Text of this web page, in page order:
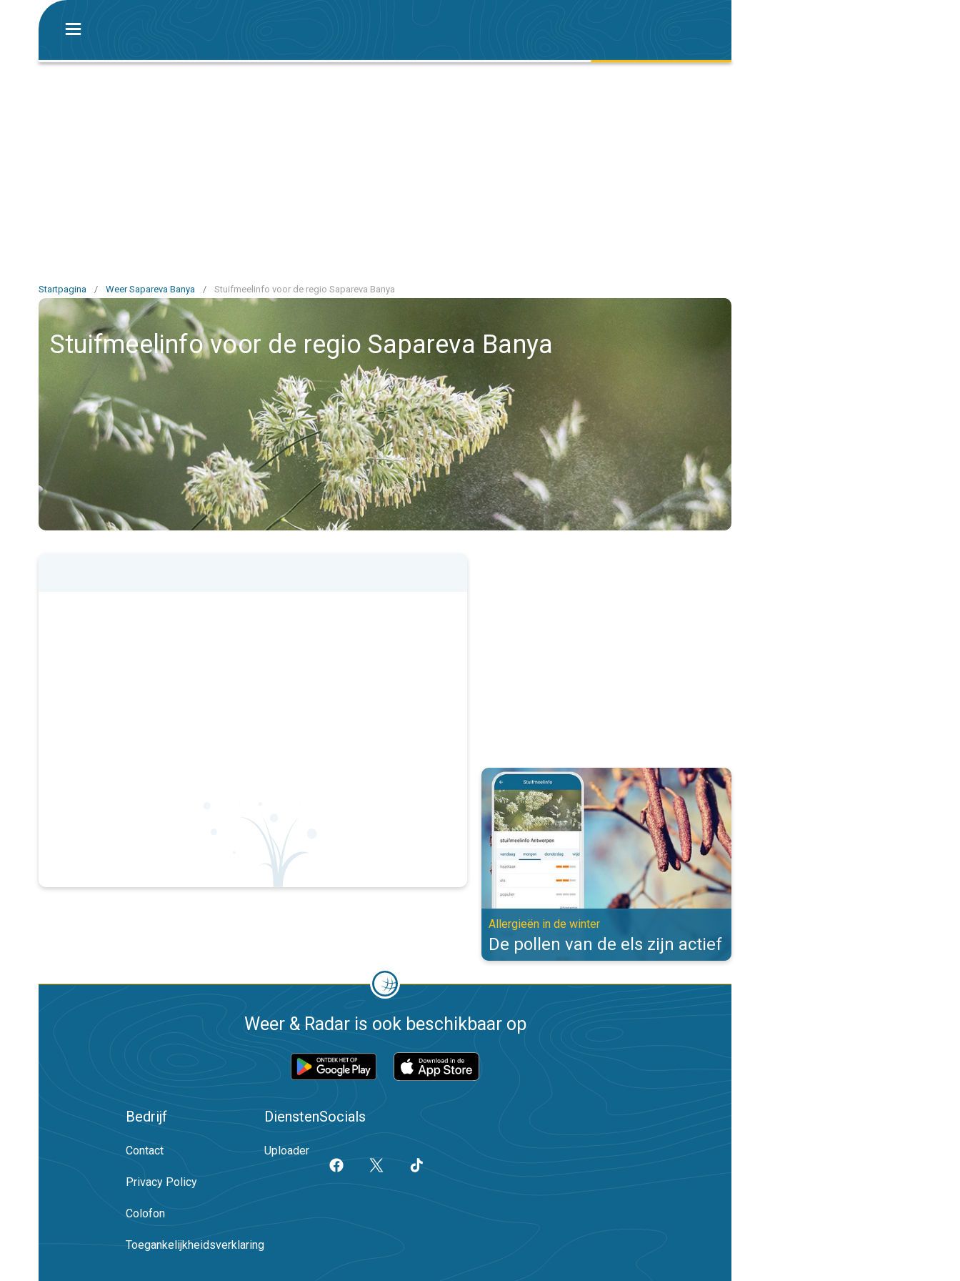
Startpagina / Weer Sapareva Banya / Stuifmeelinfo voor de regio Sapareva Banya
Stuifmeelinfo voor de regio Sapareva Banya
De pollen van de els zijn actief. Allergieën in de winter. . .
Allergieën in de winter
De pollen van de els zijn actief
Weer & Radar is ook beschikbaar op
Bedrijf
Contact
Privacy Policy
Colofon
Toegankelijkheidsverklaring
Diensten
Uploader
Socials